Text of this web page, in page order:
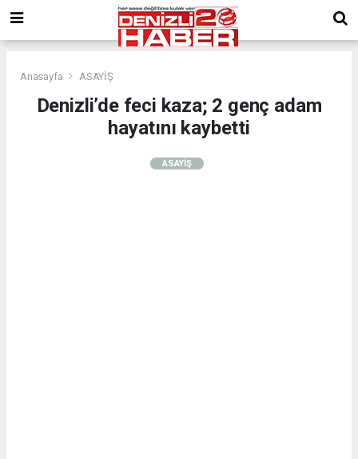
Anasayfa ASAYİŞ
Denizli’de feci kaza; 2 genç adam
hayatını kaybetti
ASAYİŞ